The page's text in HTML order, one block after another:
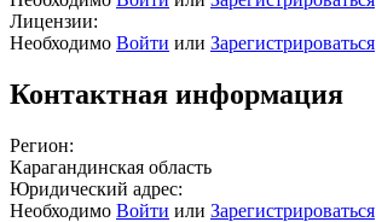
Лицензии:
Необходимо Войти или Зарегистрироваться
Контактная информация
Регион:
Карагандинская область
Юридический адрес:
Необходимо Войти или Зарегистрироваться